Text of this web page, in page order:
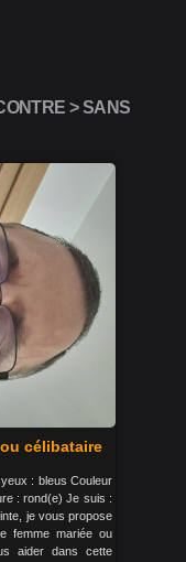
> SANS
célibataire
: bleus Couleur
: rond(e) Je suis :
je vous propose
femme mariée ou
aider dans cette